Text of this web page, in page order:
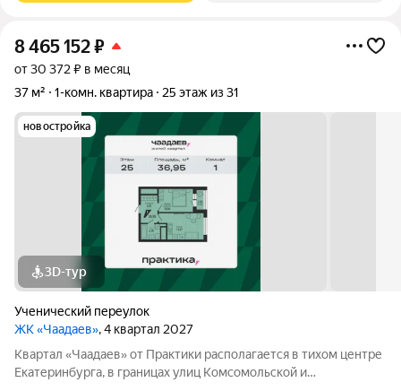
8 465 152₽
от 30 372 ₽ в месяц
37 м²
1-комн. квартира 25 этаж из 31
новостройка
3D-тур
Ученический переулок
ЖК «Чаадаев», 4 квартал 2027
Квартал «Чаадаев» от Практики располагается в тихом центре
Екатеринбурга, в границах улиц Комсомольской и